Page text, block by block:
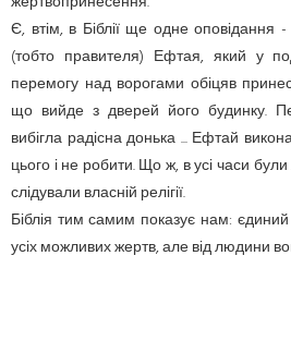
Є, втім, в Біблії ще одне
(тобто правителя) Ефтая, який у
перемогу над ворогами обіцяв
що вийде з дверей його будинку.
вибігла радісна донька ... Ефтай
цього і не робити. Що ж, в усі часи
слідували власній релігії.
Біблія тим самим показує нам:
усіх можливих жертв, але від людини